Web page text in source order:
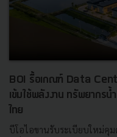
BOI รื้อเกณฑ์ Data
เข้มใช้พลังงาน ทรัพยากรน้
ไทย
บีโอไอขานรับระเบียบใหม่คุ